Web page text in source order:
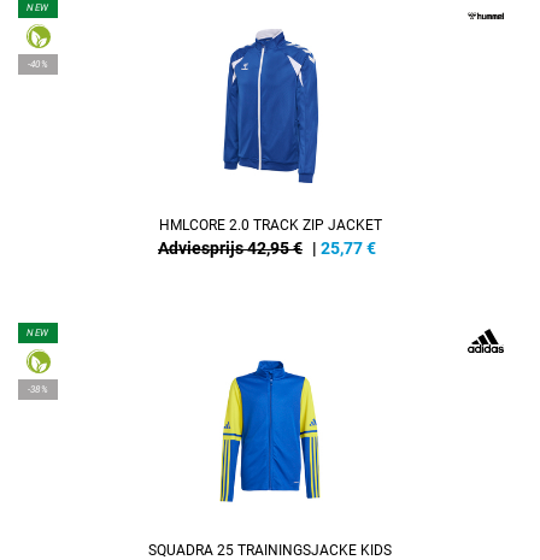
NEW
-40%
HMLCORE 2.0 TRACK ZIP JACKET
Adviesprijs 42,95 € | 25,77€
NEW
-38%
SQUADRA 25 TRAININGSJACKE KIDS